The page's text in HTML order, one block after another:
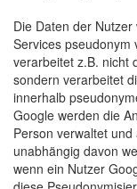
Die Daten der
Services pseudonym
verarbeitet z.B. nicht
sondern verarbeitet
innerhalb
Google werden die
Person verwaltet
unabhängig davon
wenn ein Nutzer